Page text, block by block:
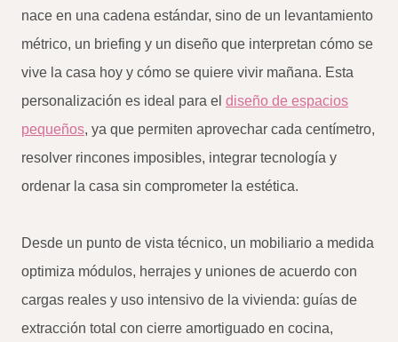
nace en una cadena estándar, sino de un levantamiento
métrico, un briefing y un diseño que interpretan cómo se
vive la casa hoy y cómo se quiere vivir mañana. Esta
personalización es ideal para el diseño de espacios
pequeños, ya que permiten aprovechar cada centímetro,
resolver rincones imposibles, integrar tecnología y
ordenar la casa sin comprometer la estética.
Desde un punto de vista técnico, un mobiliario a medida
optimiza módulos, herrajes y uniones de acuerdo con
cargas reales y uso intensivo de la vivienda: guías de
extracción total con cierre amortiguado en cocina,